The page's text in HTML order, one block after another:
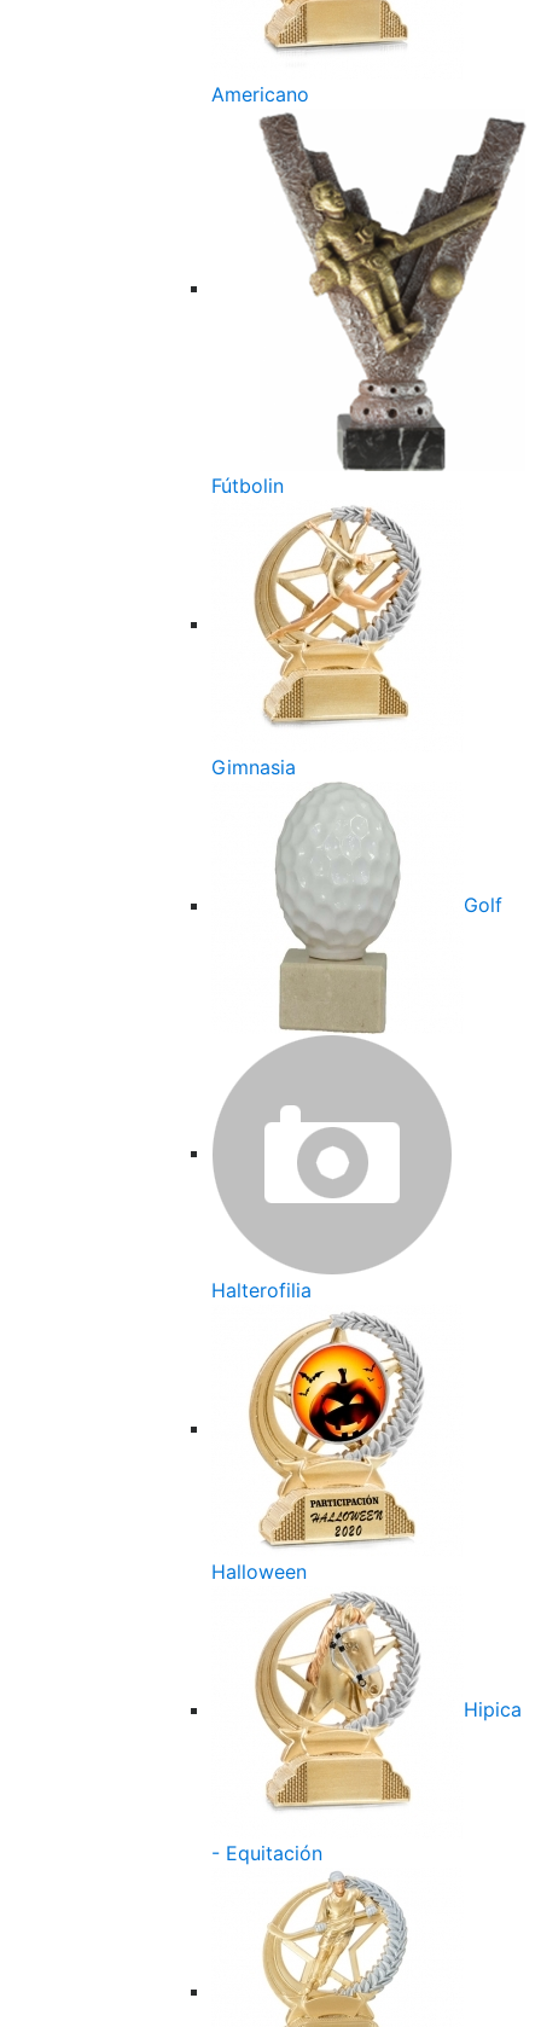
Americano
Fútbolin
Gimnasia
Golf
Halterofilia
Halloween
Hipica
- Equitación